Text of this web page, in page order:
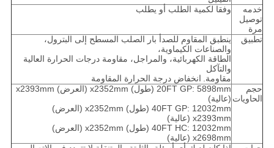
خدمه
توصيل
مرة
وفقا لكمية الطلب أو يطلب
تطبيق
ينطبق المقاوم للصدأ بار الصلب المسطح إلى البترول،
والصناعات الكيماوية،
الطاقة الكهربائية، والمراجل، مقاومة درجات الحرارة العالية
والتآكل
مقاومة. انخفاض درجة الحرارة المقاومة
حجم
الحاويات
20FT GP: 5898mm (طول) x2352mm (العرض) x2393mm
(عالية)
40FT GP: 12032mm (طول) x2352mm (العرض)
x2393mm (عالية)
40FT HC: 12032mm (طول) x2352mm (العرض)
x2698mm (عالية)